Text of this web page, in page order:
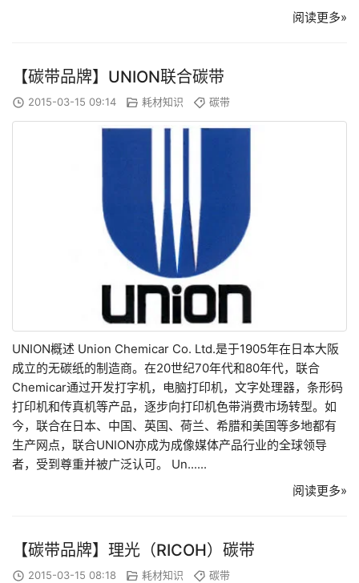
阅读更多»
【碳带品牌】UNION联合碳带
2015-03-15 09:14 耗材知识 碳带
UNION概述 Union Chemicar Co. Ltd.是于1905年在日本大阪
成立的无碳纸的制造商。在20世纪70年代和80年代，联合
Chemicar通过开发打字机，电脑打印机，文字处理器，条形码
打印机和传真机等产品，逐步向打印机色带消费市场转型。如
今，联合在日本、中国、英国、荷兰、希腊和美国等多地都有
生产网点，联合UNION亦成为成像媒体产品行业的全球领导
者，受到尊重并被广泛认可。 Un......
阅读更多»
【碳带品牌】理光（RICOH）碳带
2015-03-15 08:18 耗材知识 碳带